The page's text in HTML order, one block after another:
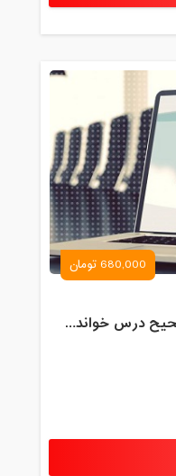
680,000 تومان
کارگاه آموزش روش های صحیح درس خواندن همراه با یادگیری بدون فراموشی